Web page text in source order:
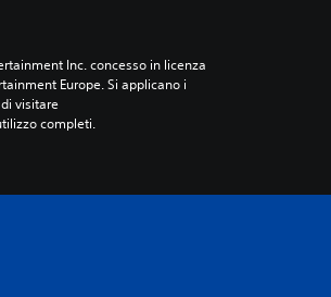
Inc. concesso in licenza
Europe. Si applicano i
visitare
completi.